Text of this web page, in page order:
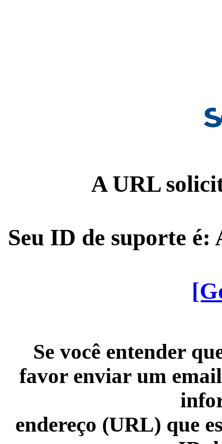
A URL
Seu ID de suporte é:
Se você entender
favor enviar um
endereço (URL) que